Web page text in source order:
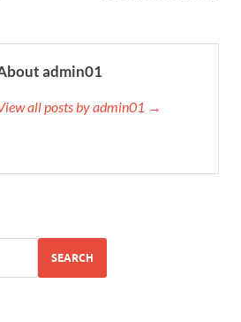
admin01
all posts by admin01 →
SEARCH